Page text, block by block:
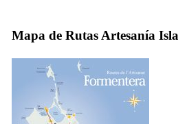
Mapa de Rutas Artesanía